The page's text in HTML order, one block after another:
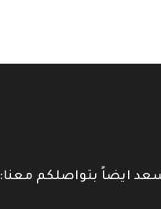
ايضاً بتواصلكم معنا: